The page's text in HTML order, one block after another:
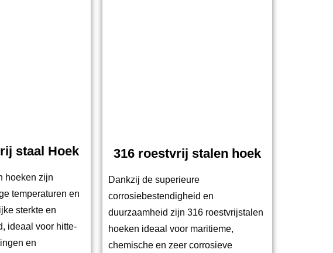
staal Hoek
hoeken zijn
temperaturen en
sterkte en
ideaal voor hitte-
en
316 roestvrij stalen hoek
Dankzij de superieure
corrosiebestendigheid en
duurzaamheid zijn 316 roestvrijstalen
hoeken ideaal voor maritieme,
chemische en zeer corrosieve